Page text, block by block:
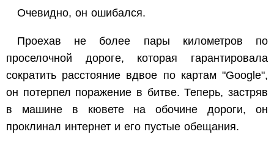
Очевидно, он ошибался.
Проехав не более пары километров по
проселочной дороге, которая гарантировала
сократить расстояние вдвое по картам "Google",
он потерпел поражение в битве. Теперь, застряв
в машине в кювете на обочине дороги, он
проклинал интернет и его пустые обещания.